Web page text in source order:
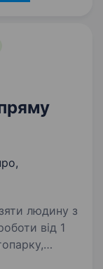
людину з
від 1